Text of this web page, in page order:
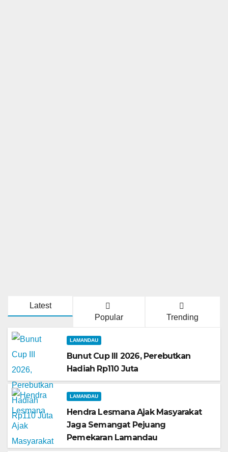
Latest
Popular
Trending
LAMANDAU
Bunut Cup III 2026, Perebutkan
Hadiah Rp110 Juta
LAMANDAU
Hendra Lesmana Ajak Masyarakat
Jaga Semangat Pejuang
Pemekaran Lamandau